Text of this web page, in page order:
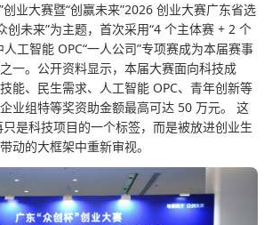
业大赛暨“创赢未来”2026 创业大赛广东省选
创未来”为主题，首次采用“4 个主体赛 + 2 个
工智能 OPC“一人公司”专项赛成为本届赛事
一。公开资料显示，本届大赛面向科技成
能、民生需求、人工智能 OPC、青年创新等
业组特等奖资助金额最高可达 50 万元。 这
是科技项目的一个标签，而是被放进创业生
动的大框架中重新审视。